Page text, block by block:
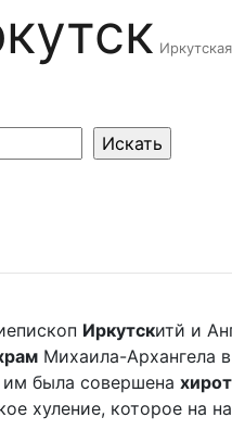
Иркутскитй и
Михаила-Архангела в
была совершена
хуление, которое на